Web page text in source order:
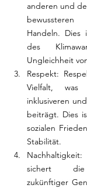
anderen und
Handeln. Dies
des
Ungleichheit
Respekt:
Vielfalt,
inklusiveren
beiträgt. Dies
sozialen
Stabilität.
sichert die
zukünftiger